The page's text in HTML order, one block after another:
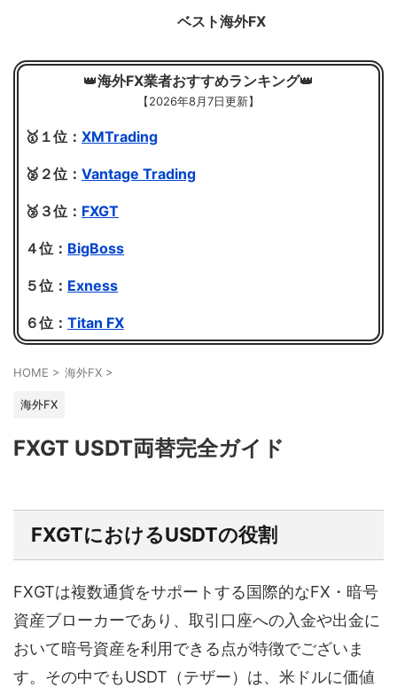
ベスト海外FX
👑海外FX業者おすすめランキング👑
【2026年8月7日更新】
🥇１位： XMTrading
🥈２位： Vantage Trading
🥉３位： FXGT
４位： BigBoss
５位： Exness
６位： Titan FX
HOME > 海外FX >
海外FX
FXGT USDT両替完全ガイド
FXGTにおけるUSDTの役割
FXGTは複数通貨をサポートする国際的なFX・暗号
資産ブローカーであり、取引口座への入金や出金に
おいて暗号資産を利用できる点が特徴でございま
す。その中でもUSDT（テザー）は、米ドルに価値